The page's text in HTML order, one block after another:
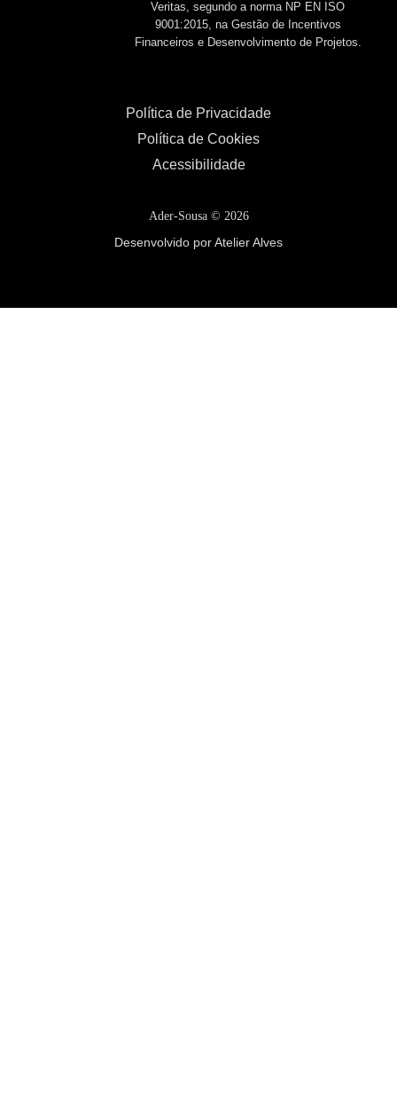
Veritas, segundo a norma NP EN ISO
9001:2015, na Gestão de Incentivos
Financeiros e Desenvolvimento de Projetos.
Política de Privacidade
Política de Cookies
Acessibilidade
Ader-Sousa © 2026
Desenvolvido por Atelier Alves